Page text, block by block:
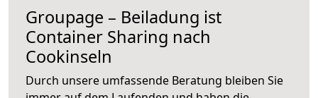
Groupage – Beiladung ist
Container Sharing nach
Cookinseln
Durch unsere umfassende Beratung bleiben Sie